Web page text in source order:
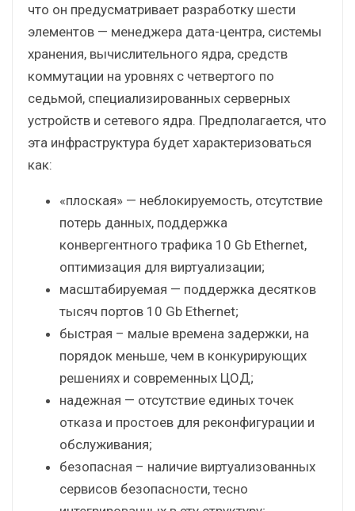
что он предусматривает разработку шести
элементов — менеджера дата-центра, системы
хранения, вычислительного ядра, средств
коммутации на уровнях с четвертого по
седьмой, специализированных серверных
устройств и сетевого ядра. Предполагается, что
эта инфраструктура будет характеризоваться
как:
«плоская» — неблокируемость, отсутствие
потерь данных, поддержка
конвергентного трафика 10 Gb Ethernet,
оптимизация для виртуализации;
масштабируемая — поддержка десятков
тысяч портов 10 Gb Ethernet;
быстрая – малые времена задержки, на
порядок меньше, чем в конкурирующих
решениях и современных ЦОД;
надежная — отсутствие единых точек
отказа и простоев для реконфигурации и
обслуживания;
безопасная – наличие виртуализованных
сервисов безопасности, тесно